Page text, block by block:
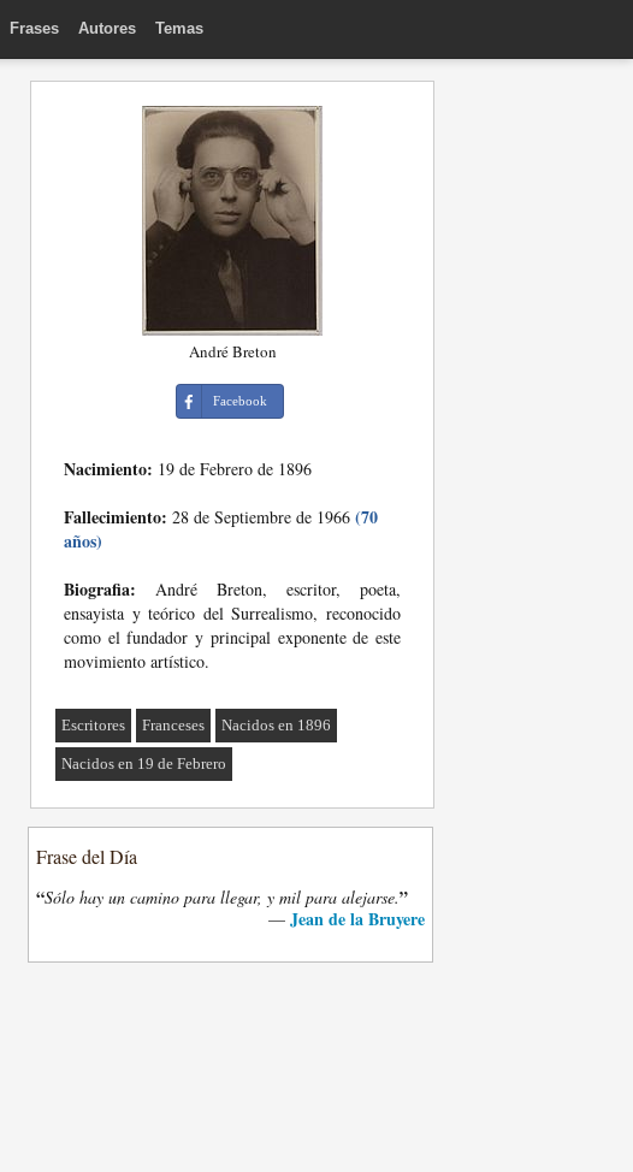
Frases Autores Temas
André Breton
Facebook
Nacimiento: 19 de Febrero de 1896
Fallecimiento: 28 de Septiembre de 1966 (70
años)
Biografia: André Breton, escritor, poeta,
ensayista y teórico del Surrealismo, reconocido
como el fundador y principal exponente de este
movimiento artístico.
Escritores Franceses Nacidos en 1896
Nacidos en 19 de Febrero
Frase del Día
“Sólo hay un camino para llegar, y mil para alejarse.”
— Jean de la Bruyere